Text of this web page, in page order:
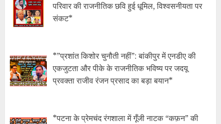
परिवार की राजनीतिक छवि हुई धूमिल, विश्वसनीयता पर
संकट*
*​”प्रशांत किशोर चुनौती नहीं”: बांकीपुर में एनडीए की
एकजुटता और पीके के राजनीतिक भविष्य पर जदयू
प्रवक्ता राजीव रंजन प्रसाद का बड़ा बयान*
*​पटना के प्रेमचंद रंगशाला में गूँजी नाटक “कफ़न” की